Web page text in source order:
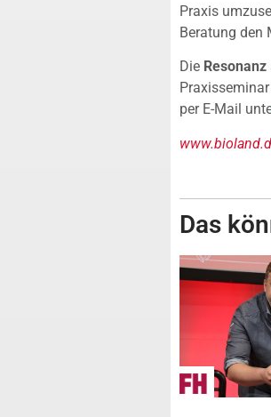
Praxis
Beratung den
Die Resonanz
per E-Mail
Das